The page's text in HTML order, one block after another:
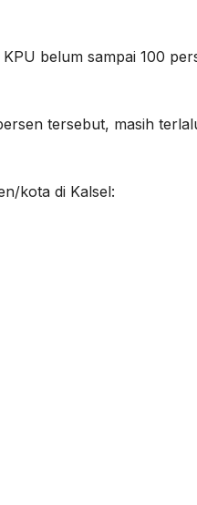
belum sampai 100
tersebut, masih
kota di Kalsel: